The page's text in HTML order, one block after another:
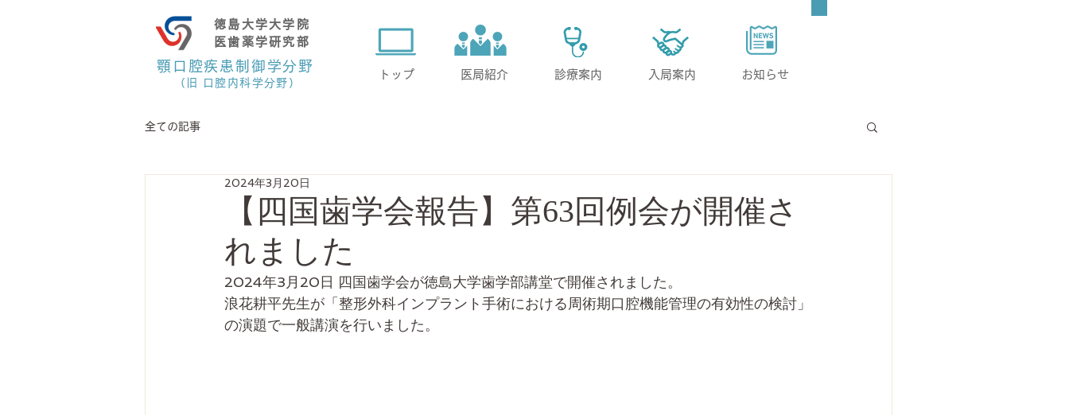
徳島大学大学院
医歯薬学研究部
顎口腔疾患制御学分野
（旧 口腔内科学分野）
トップ 医局紹介 診療案内 入局案内 お知らせ
全ての記事
【四国歯学会報告】第63回例会が開催さ
れました
2024年3月20日
2024年3月20日 四国歯学会が徳島大学歯学部講堂で開催されました。
浪花耕平先生が「整形外科インプラント手術における周術期口腔機能管理の有効性の検討」
の演題で一般講演を行いました。